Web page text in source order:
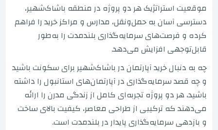
موقعیت استراتژیک هر دو پروژه در منطقه باشاک‌شهیر،
دسترسی آسان به حمل‌ونقل، مدارس و مراکز خرید را فراهم
کرده و فرصت‌های سرمایه‌گذاری بلندمدت را به‌طور
قابل‌توجهی افزایش می‌دهد.
چه به دنبال خرید آپارتمان در باشاک‌شهیر برای سکونت باشید
و چه قصد سرمایه‌گذاری در آپارتمان‌های استانبول را داشته
باشید، هر دو پروژه تجربه‌ای کامل از زندگی مدرن را ارائه
می‌دهند که ترکیبی از طراحی معاصر، کیفیت بالای ساخت
و بازدهی سرمایه‌گذاری پایدار در بلندمدت است.